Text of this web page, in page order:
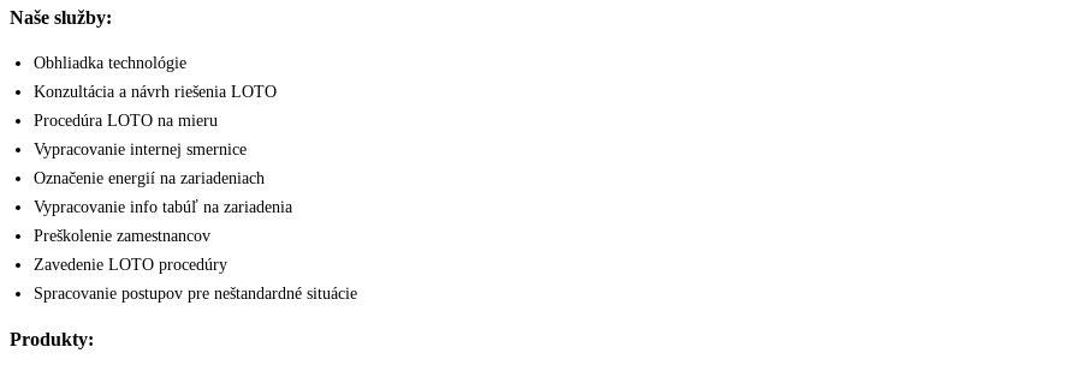
Naše služby:
Obhliadka technológie
Konzultácia a návrh riešenia LOTO
Procedúra LOTO na mieru
Vypracovanie internej smernice
Označenie energií na zariadeniach
Vypracovanie info tabúľ na zariadenia
Preškolenie zamestnancov
Zavedenie LOTO procedúry
Spracovanie postupov pre neštandardné situácie
Produkty: